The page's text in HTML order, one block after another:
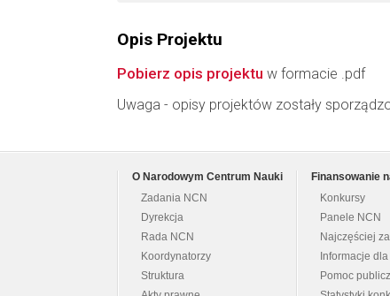
Opis Projektu
Pobierz opis projektu w formacie .pdf
Uwaga - opisy projektów zostały
O Narodowym Centrum Nauki
Zadania NCN
Dyrekcja
Rada NCN
Koordynatorzy
Struktura
Finansowanie
Konkursy
Panele NCN
Najczęściej
Informacje
Pomoc